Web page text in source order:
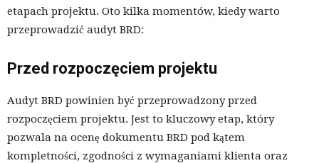
etapach projektu. Oto kilka momentów, kiedy warto
przeprowadzić audyt BRD:
Przed rozpoczęciem projektu
Audyt BRD powinien być przeprowadzony przed
rozpoczęciem projektu. Jest to kluczowy etap, który
pozwala na ocenę dokumentu BRD pod kątem
kompletności, zgodności z wymaganiami klienta oraz